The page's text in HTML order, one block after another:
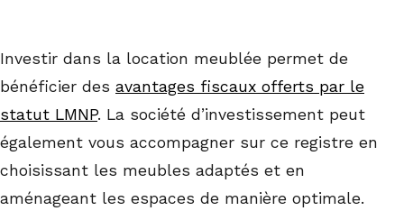
Investir dans la location meublée permet de
bénéficier des avantages fiscaux offerts par le
statut LMNP. La société d’investissement peut
également vous accompagner sur ce registre en
choisissant les meubles adaptés et en
aménageant les espaces de manière optimale.